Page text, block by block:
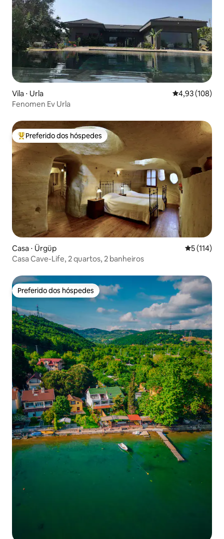
Vila ⋅ Urla 4,93 de uma
4,93 (108)
Fenomen Ev Urla
Entre os melhores preferidos dos hóspedes
Preferido dos hóspedes
Casa ⋅ Ürgüp 5 de uma
5 (114)
Casa Cave-Life, 2 quartos, 2 banheiros
Preferido dos hóspedes
Preferido dos hóspedes